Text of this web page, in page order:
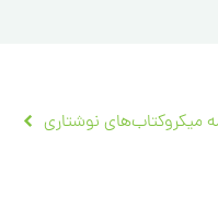
میکروکتاب‌های نوشتاری